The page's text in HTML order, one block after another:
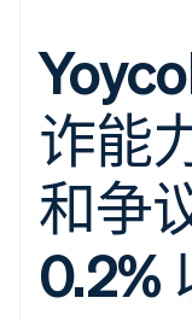
在线支付
Payment links
无代码支付
Checkout
预构建支付界
面
Elements
灵活的 UI 组件
支持 125 种以
上
诈能
和争
0.2%